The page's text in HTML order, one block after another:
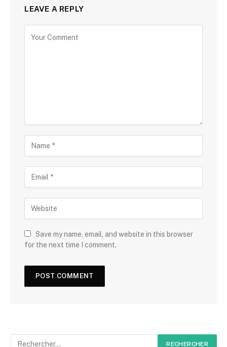
LEAVE A REPLY
Save my name, email, and website in this browser
for the next time I comment.